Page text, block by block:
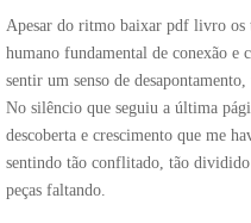
Apesar do ritmo baixar pdf livro os
humano fundamental de conexão e
sentir um senso de
No silêncio que seguiu a última
descoberta e crescimento que me
sentindo tão conflitado, tão dividido
peças faltando.